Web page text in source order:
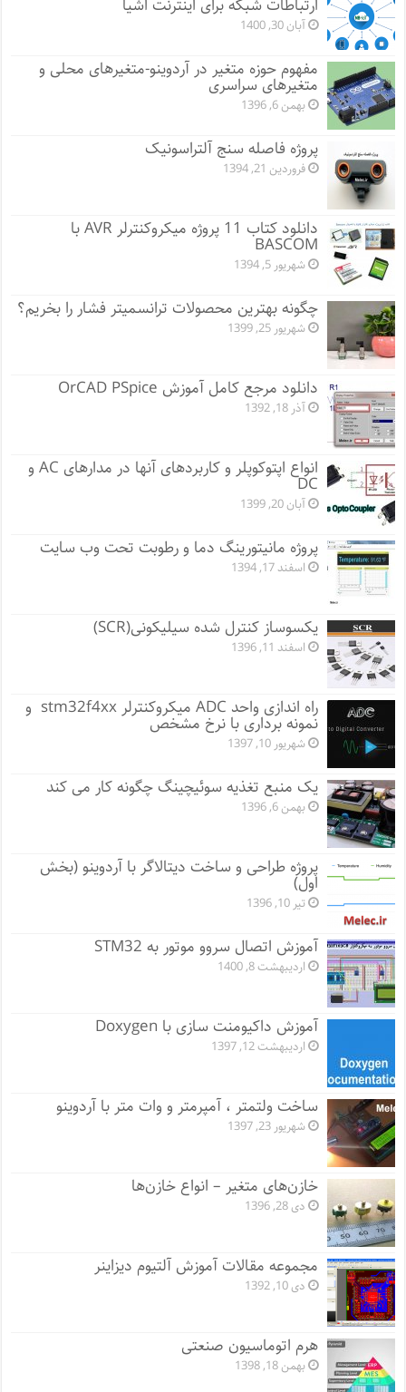
ارتباطات شبکه برای اینترنت اشیا
آبان 30, 1400
مفهوم حوزه متغیر در آردوینو-متغیرهای محلی و
متغیرهای سراسری
بهمن 6, 1396
پروژه فاصله سنج آلتراسونیک
فروردین 21, 1394
دانلود کتاب 11 پروژه میکروکنترلر AVR با
BASCOM
شهریور 5, 1394
چگونه بهترین محصولات ترانسمیتر فشار را بخریم؟
شهریور 25, 1399
دانلود مرجع کامل آموزش OrCAD PSpice
آذر 18, 1392
انواع اپتوکوپلر و کاربردهای آنها در مدارهای AC و
DC
آبان 20, 1399
پروژه مانيتورينگ دما و رطوبت تحت وب سایت
اسفند 17, 1394
یکسوساز کنترل شده سیلیکونی(SCR)
اسفند 11, 1396
راه اندازی واحد ADC میکروکنترلر stm32f4xx و
نمونه برداری با نرخ مشخص
شهریور 10, 1397
یک منبع تغذیه سوئیچینگ چگونه کار می کند
بهمن 6, 1396
پروژه طراحی و ساخت دیتالاگر با آردوینو (بخش
اول)
تیر 10, 1396
آموزش اتصال سروو موتور به STM32
اردیبهشت 8, 1400
آموزش داکیومنت سازی با Doxygen
اردیبهشت 12, 1397
ساخت ولتمتر ، آمپرمتر و وات متر با آردوینو
شهریور 23, 1397
خازن‌های متغیر – انواع خازن‌ها
دی 28, 1396
مجموعه مقالات آموزش آلتیوم دیزاینر
دی 10, 1392
هرم اتوماسیون صنعتی
بهمن 18, 1398